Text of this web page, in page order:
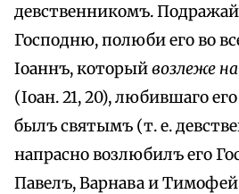
девственникомъ.
Господню, полюби его во
Іоаннъ, которыйвозлеже
(Іоан. 21, 20), любившаго
былъ святымъ (т. е.
напрасно возлюбилъ его
Павелъ, Варнава и